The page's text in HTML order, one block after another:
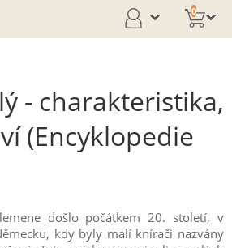
0
- charakteristika,
(Encyklopedie
došlo počátkem 20. století, v
kdy byly malí knírači nazvány